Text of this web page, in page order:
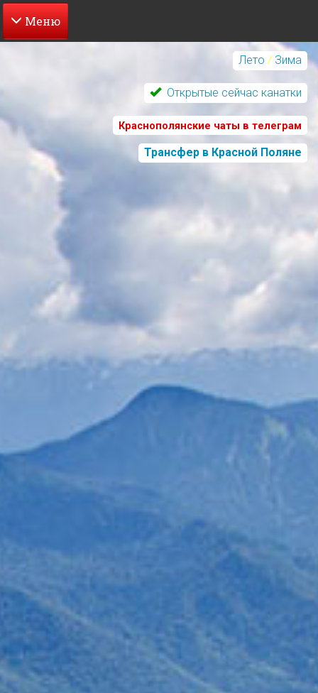
Перейти
содержанию
Лето / Зима
Открытые сейчас канатки
Краснополянские чаты в телеграм
Трансфер в Красной Поляне